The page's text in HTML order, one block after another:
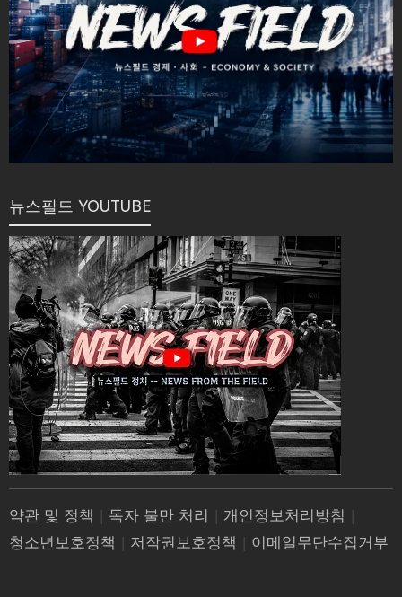
뉴스필드 YOUTUBE
약관 및 정책 독자 불만 처리 개인정보처리방침
청소년보호정책
저작권보호정책 이메일무단수집거부